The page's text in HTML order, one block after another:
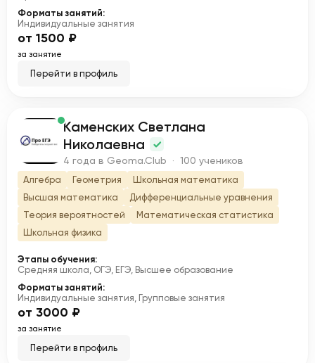
Форматы занятий:
Индивидуальные занятия
от 1500 ₽
за занятие
Перейти в профиль
К
Каменских Светлана
Николаевна
4 года в Geoma.Club · 100 учеников
Алгебра Геометрия
Школьная математика
Высшая математика
Дифференциальные уравнения
Теория вероятностей
Математическая статистика
Школьная физика
Этапы обучения:
Средняя школа, ОГЭ, ЕГЭ, Высшее образование
Форматы занятий:
Индивидуальные занятия, Групповые занятия
от 3000 ₽
за занятие
Перейти в профиль